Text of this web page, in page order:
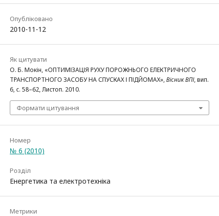
Опубліковано
2010-11-12
Як цитувати
О. Б. Мокін, «ОПТИМІЗАЦІЯ РУХУ ПОРОЖНЬОГО ЕЛЕКТРИЧНОГО
ТРАНСПОРТНОГО ЗАСОБУ НА СПУСКАХ І ПІДЙОМАХ»,Вісник ВПІ, вип.
6, с. 58–62, Листоп. 2010.
Формати цитування
Номер
№ 6 (2010)
Розділ
Енергетика та електротехніка
Метрики